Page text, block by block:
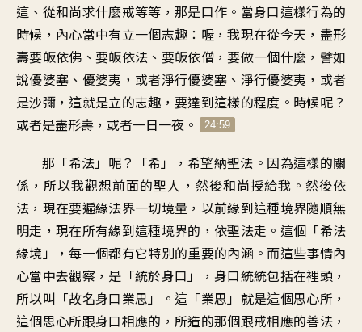
這、從和尚求什麼戒等等，那是口作。當身口這樣行為的
時候，內心當中有立一個志趣：喔，我現在從今天，盡形
壽要皈依佛、要皈依法、要皈依僧，要做一個什麼，譬如
說優婆塞、優婆夷，或者淨行優婆塞、淨行優婆夷，或者
是沙彌，這就是立的志趣，要達到這樣的程度。時候呢？
或者是盡形壽，或者一日一夜。
24:59
那「希法」呢？「希」，希望納聖法。因為這樣的關
係，所以我觀想前面的聖人，然後和尚授給我。然後依
法，現在要遍緣法界一切境量，以前緣到這種境界隨順無
明走，現在所有緣到這種境界的，依聖法走。這個「希法
緣境」，每一個都有它特別的重要的內涵。而這些事情內
心當中去觀察，是「統於身口」，身口統統包括在裡頭，
所以叫「故名身口業思」。這「業思」就是這個思心所，
這個思心所跟身口相應的，所造的那個跟戒相應的善法，